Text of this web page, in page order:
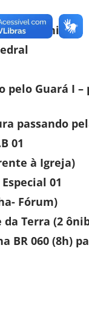
(2 ônibus)
pelo Guará I
passando
01
à Igreja)
01
Fórum)
da Terra (2
BR 060 (8h)